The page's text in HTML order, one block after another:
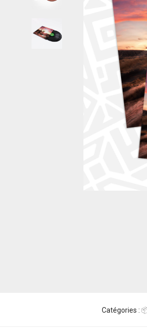
Catégories :